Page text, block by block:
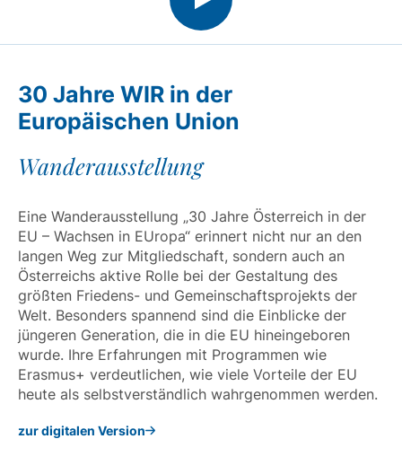
30 Jahre WIR in der
Europäischen Union
Wanderausstellung
Eine Wanderausstellung „30 Jahre Österreich in der
EU – Wachsen in EUropa“ erinnert nicht nur an den
langen Weg zur Mitgliedschaft, sondern auch an
Österreichs aktive Rolle bei der Gestaltung des
größten Friedens- und Gemeinschaftsprojekts der
Welt. Besonders spannend sind die Einblicke der
jüngeren Generation, die in die EU hineingeboren
wurde. Ihre Erfahrungen mit Programmen wie
Erasmus+ verdeutlichen, wie viele Vorteile der EU
heute als selbstverständlich wahrgenommen werden.
zur digitalen Version